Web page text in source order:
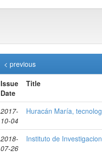
< previous
Issue
Date
Title
2017-
10-04
Huracán María,
2018-
07-26
Instituto de